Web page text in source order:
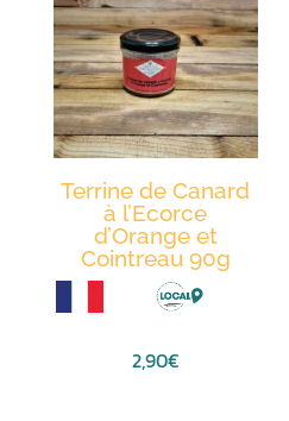
plusieurs
variations.
Les
options
peuvent
être
choisies
du
Terrine de Canard
à l’Ecorce
d’Orange et
Cointreau 90g
2,90€